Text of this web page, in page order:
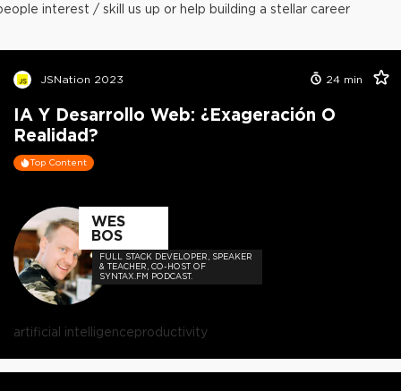
interest / skill us up or help building a stellar career
JSNation 2023 24 min
IA Y Desarrollo Web: ¿Exageración O
Realidad?
Top Content
WES
BOS
FULL STACK DEVELOPER, SPEAKER
& TEACHER, CO-HOST OF
SYNTAX.FM PODCAST.
artificial intelligenceproductivity